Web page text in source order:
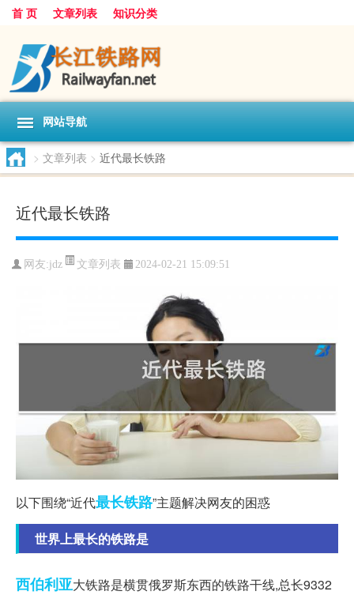
首 页 文章列表 知识分类
网站导航
> 文章列表 > 近代最长铁路
近代最长铁路
网友:jdz 文章列表 2024-02-21 15:09:51
以下围绕“近代最长铁路”主题解决网友的困惑
世界上最长的铁路是
西伯利亚大铁路是横贯俄罗斯东西的铁路干线,总长9332